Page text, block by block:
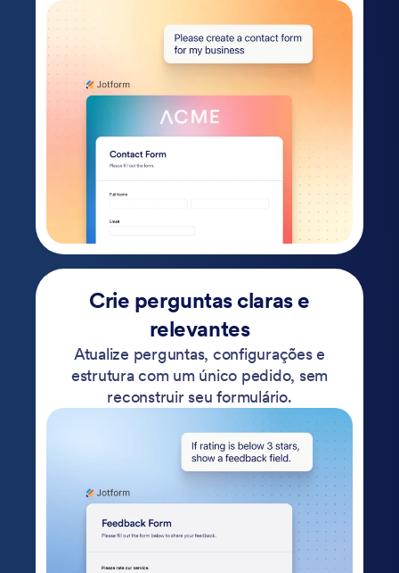
Crie perguntas claras e
relevantes
Atualize perguntas, configurações e
estrutura com um único pedido, sem
reconstruir seu formulário.